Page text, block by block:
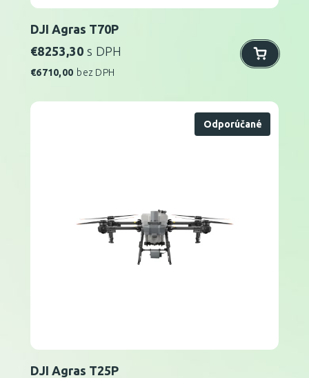
DJI Agras T70P
€8253,30 s DPH
€6710,00 bez DPH
Odporúčané
DJI Agras T25P